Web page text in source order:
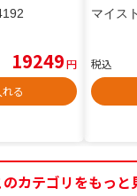
19249円
る
マイス
税込
のカテゴリをもっと